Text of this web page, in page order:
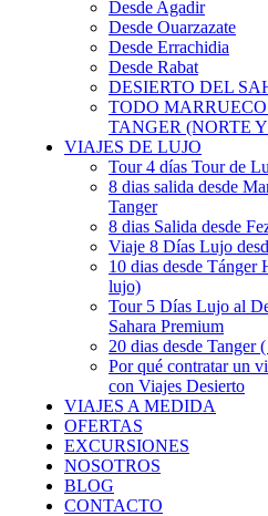
Desde Agadir
Desde Ouarzazate
Desde Errachidia
Desde Rabat
DESIERTO DEL
TODO
TANGER (NORTE
VIAJES DE LUJO
Tour 4 días Tour de
8 dias salida desde
Tanger
8 dias Salida desde
Viaje 8 Días Lujo
10 dias desde Tánger
lujo)
Tour 5 Días Lujo al
Sahara Premium
20 dias desde Tanger
Por qué contratar un
con Viajes Desierto
VIAJES A MEDIDA
OFERTAS
EXCURSIONES
NOSOTROS
BLOG
CONTACTO